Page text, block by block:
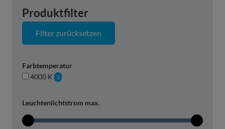
Produktfilter
Filter zurücksetzen
Farbtemperatur
4000 K 3
Leuchtenlichtstrom max.